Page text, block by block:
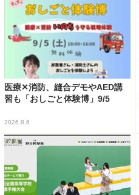
医療✕消防、縫合デモやAED講
習も「おしごと体験博」9/5
2026.8.6